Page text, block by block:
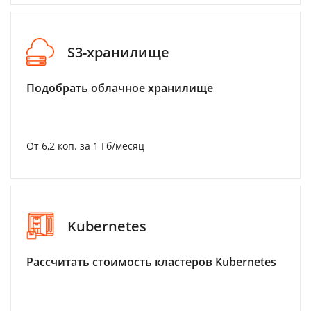
S3-хранилище
Подобрать облачное хранилище
От 6,2 коп. за 1 Гб/месяц
Kubernetes
Рассчитать стоимость кластеров Kubernetes